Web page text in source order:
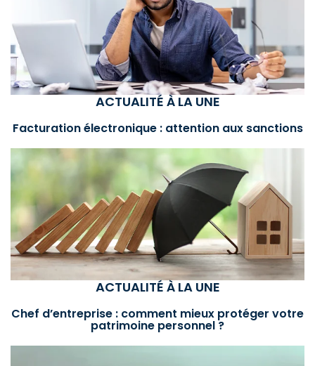
ACTUALITÉ À LA UNE
Facturation électronique : attention aux sanctions
ACTUALITÉ À LA UNE
Chef d’entreprise : comment mieux protéger votre
patrimoine personnel ?